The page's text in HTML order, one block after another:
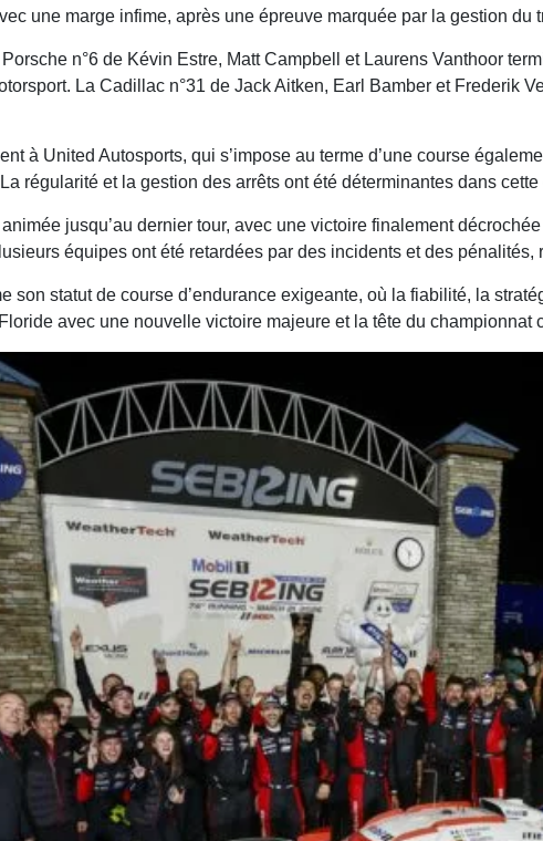
une marge infime, après une épreuve marquée par la gestion du
n°6 de Kévin Estre, Matt Campbell et Laurens Vanthoor
La Cadillac n°31 de Jack Aitken, Earl Bamber et Frederik
à United Autosports, qui s’impose au terme d’une course
régularité et la gestion des arrêts ont été déterminantes dans
jusqu’au dernier tour, avec une victoire finalement
équipes ont été retardées par des incidents et des
son statut de course d’endurance exigeante, où la fiabilité, la
avec une nouvelle victoire majeure et la tête du championnat